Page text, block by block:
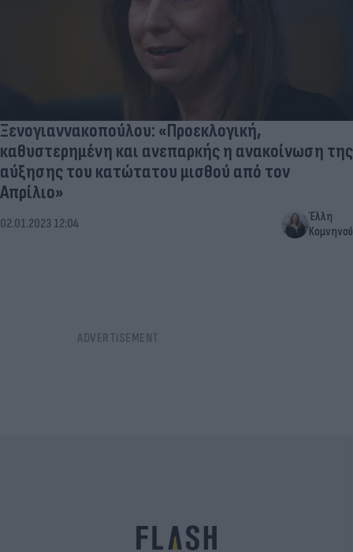
Ξενογιαννακοπούλου: «Προεκλογική,
καθυστερημένη και ανεπαρκής η ανακοίνωση της
αύξησης του κατώτατου μισθ​ού από τον
Απρίλιο»
02.01.2023 12:04
Έλλη
Κομνηνού